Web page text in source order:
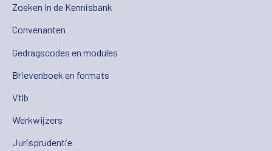
Zoeken in de Kennisbank
Convenanten
Gedragscodes en modules
Brievenboek en formats
Vtlb
Werkwijzers
Jurisprudentie